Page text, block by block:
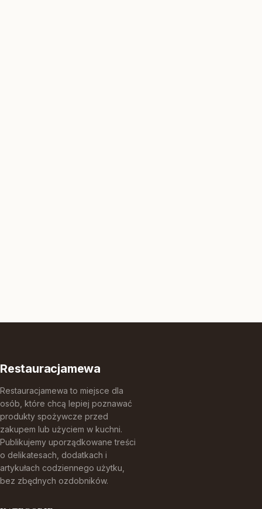
Restauracjamewa
Restauracjamewa to miejsce dla
osób, które chcą lepiej poznawać
produkty spożywcze przed
zakupem lub użyciem w kuchni.
Publikujemy uporządkowane treści
o delikatesach, dodatkach i
artykułach codziennego użytku,
bez zbędnych ozdobników.